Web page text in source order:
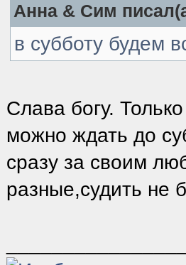
Анна & Сим
в субботу будем
Слава богу.
можно ждать до
сразу за своим
разные,судить не